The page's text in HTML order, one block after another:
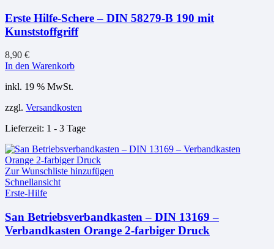
Erste Hilfe-Schere – DIN 58279-B 190 mit
Kunststoffgriff
8,90 €
In den Warenkorb
inkl. 19 % MwSt.
zzgl. Versandkosten
Lieferzeit: 1 - 3 Tage
Zur Wunschliste hinzufügen
Schnellansicht
Erste-Hilfe
San Betriebsverbandkasten – DIN 13169 –
Verbandkasten Orange 2-farbiger Druck